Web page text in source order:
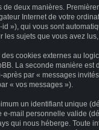
de deux manières.
Internet de votre
»), qui vous sont
les sujets que vous avez
cookies externes au
La seconde manière est
par « messages
« vos messages »).
un identifiant unique
e-mail personnelle valide
qui nous héberge. Toute